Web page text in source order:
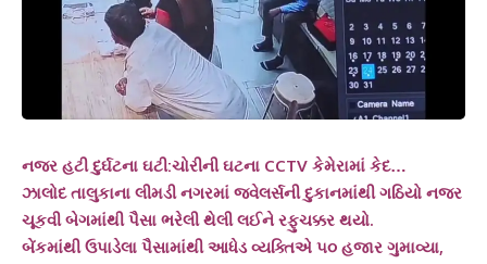
નજર હટી દુર્ઘટના ઘટી:ચોરીની ઘટના CCTV કેમેરામાં કેદ…
ઝાલોદ તાલુકાના લીમડી નગરમાં જ્વેલર્સની દુકાનમાંથી ગઠિયો નજર
ચૂકવી બેગમાંથી પૈસા ભરેલી થેલી લઈને રફુચક્કર થયો.
બેંકમાંથી ઉપાડેલા પૈસામાંથી આધેડ વ્યક્તિએ ૫૦ હજાર ગુમાવ્યા,